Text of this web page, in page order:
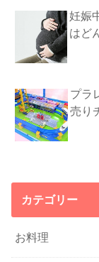
妊娠
はど
プラ
売り
カテゴリー
お料理